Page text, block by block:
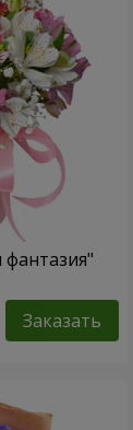
Заказать